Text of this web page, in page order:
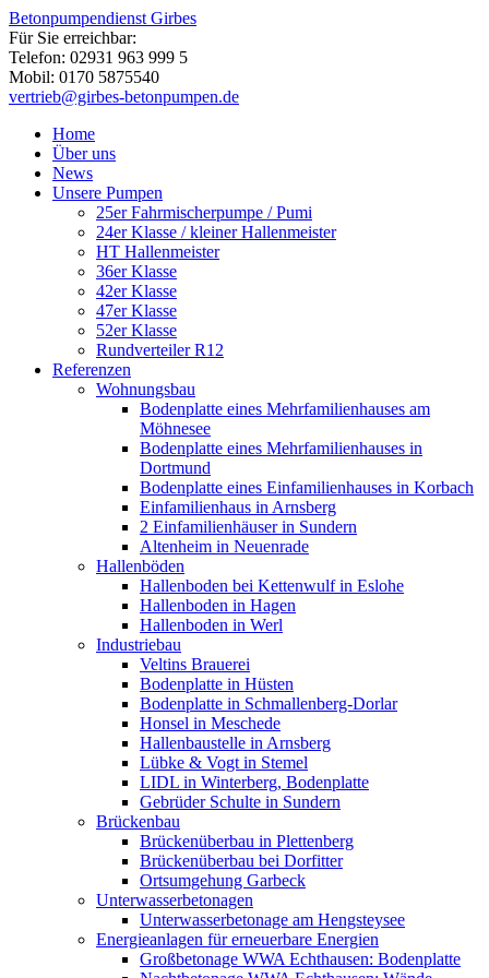
Betonpumpendienst Girbes
Für Sie erreichbar:
Telefon: 02931 963 999 5
Mobil: 0170 5875540
vertrieb@girbes-betonpumpen.de
Home
Über uns
News
Unsere Pumpen
25er Fahrmischerpumpe / Pumi
24er Klasse / kleiner Hallenmeister
HT Hallenmeister
36er Klasse
42er Klasse
47er Klasse
52er Klasse
Rundverteiler R12
Referenzen
Wohnungsbau
Bodenplatte eines Mehrfamilienhauses am
Möhnesee
Bodenplatte eines Mehrfamilienhauses in
Dortmund
Bodenplatte eines Einfamilienhauses in Korbach
Einfamilienhaus in Arnsberg
2 Einfamilienhäuser in Sundern
Altenheim in Neuenrade
Hallenböden
Hallenboden bei Kettenwulf in Eslohe
Hallenboden in Hagen
Hallenboden in Werl
Industriebau
Veltins Brauerei
Bodenplatte in Hüsten
Bodenplatte in Schmallenberg-Dorlar
Honsel in Meschede
Hallenbaustelle in Arnsberg
Lübke & Vogt in Stemel
LIDL in Winterberg, Bodenplatte
Gebrüder Schulte in Sundern
Brückenbau
Brückenüberbau in Plettenberg
Brückenüberbau bei Dorfitter
Ortsumgehung Garbeck
Unterwasserbetonagen
Unterwasserbetonage am Hengsteysee
Energieanlagen für erneuerbare Energien
Großbetonage WWA Echthausen: Bodenplatte